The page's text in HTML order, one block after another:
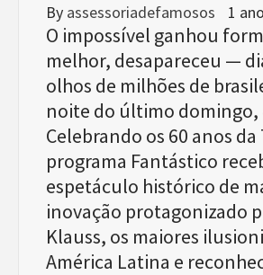
By assessoriadefamosos 1
O impossível ganhou
melhor, desapareceu —
olhos de milhões de
noite do último domingo,
Celebrando os 60 anos da
programa Fantástico
espetáculo histórico de
inovação protagonizado
Klauss, os maiores
América Latina e